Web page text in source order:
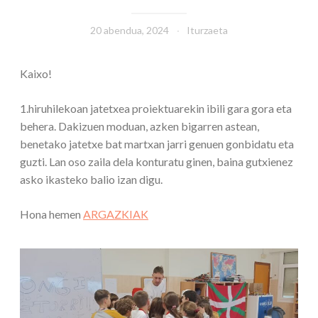
20 abendua, 2024 Iturzaeta
Kaixo!
1.hiruhilekoan jatetxea proiektuarekin ibili gara gora eta
behera. Dakizuen moduan, azken bigarren astean,
benetako jatetxe bat martxan jarri genuen gonbidatu eta
guzti. Lan oso zaila dela konturatu ginen, baina gutxienez
asko ikasteko balio izan digu.
Hona hemen ARGAZKIAK